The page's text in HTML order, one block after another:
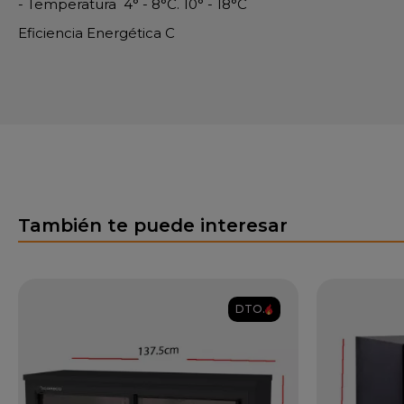
- Temperatura 4° - 8°C. 10° - 18°C
Eficiencia Energética C
También te puede interesar
DTO.